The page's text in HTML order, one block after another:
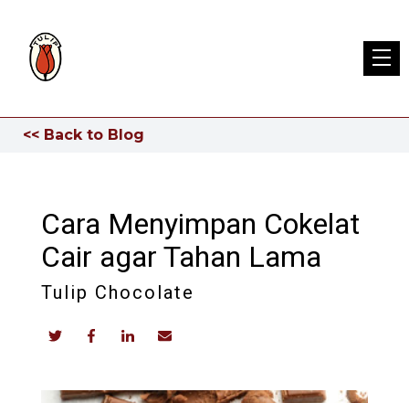
<< Back to Blog
Cara Menyimpan Cokelat
Cair agar Tahan Lama
Tulip Chocolate